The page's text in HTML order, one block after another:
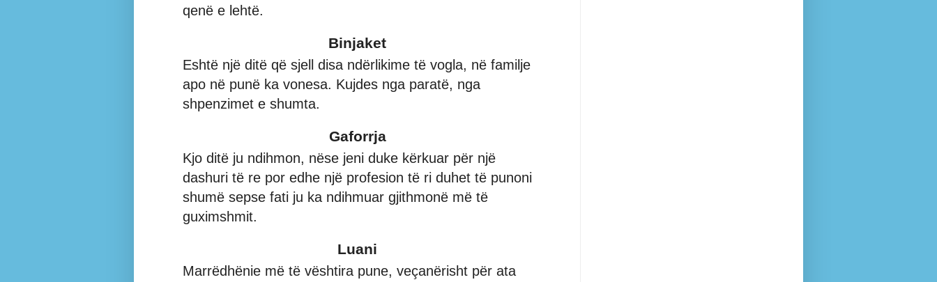
qenë e lehtë.
Binjaket
Eshtë një ditë që sjell disa ndërlikime të vogla, në familje
apo në punë ka vonesa. Kujdes nga paratë, nga
shpenzimet e shumta.
Gaforrja
Kjo ditë ju ndihmon, nëse jeni duke kërkuar për një
dashuri të re por edhe një profesion të ri duhet të punoni
shumë sepse fati ju ka ndihmuar gjithmonë më të
guximshmit.
Luani
Marrëdhënie më të vështira pune, veçanërisht për ata